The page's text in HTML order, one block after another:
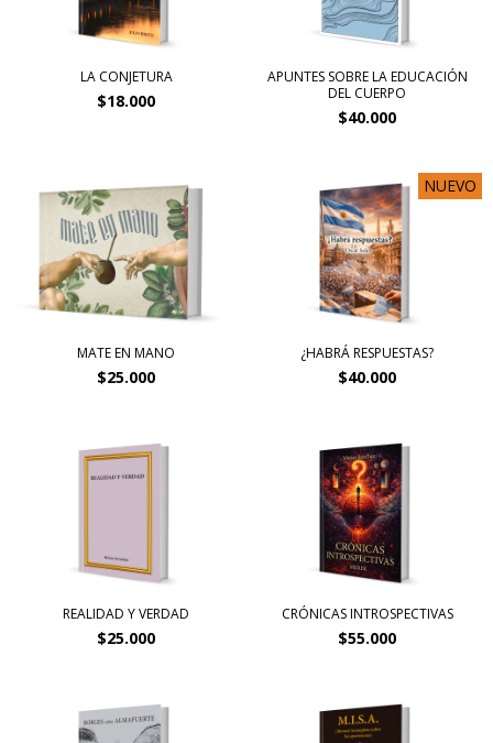
LA CONJETURA
$18.000
APUNTES SOBRE LA EDUCACIÓN
DEL CUERPO
$40.000
MATE EN MANO
$25.000
NUEVO
¿HABRÁ RESPUESTAS?
$40.000
REALIDAD Y VERDAD
$25.000
CRÓNICAS INTROSPECTIVAS
$55.000